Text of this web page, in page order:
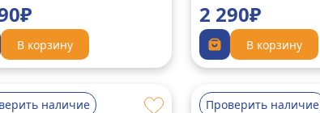
В корзину
2 290₽
В корзину
наличие Проверить наличие